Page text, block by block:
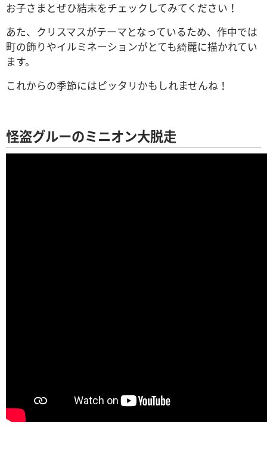
お子さまとぜひ結末をチェックしてみてください！
あた、クリスマスがテーマとなっているため、作中では
町の飾りやイルミネーションがとても綺麗に描かれてい
ます。
これからの季節にはピッタリかもしれませんね！
怪盗グルーのミニオン大脱走